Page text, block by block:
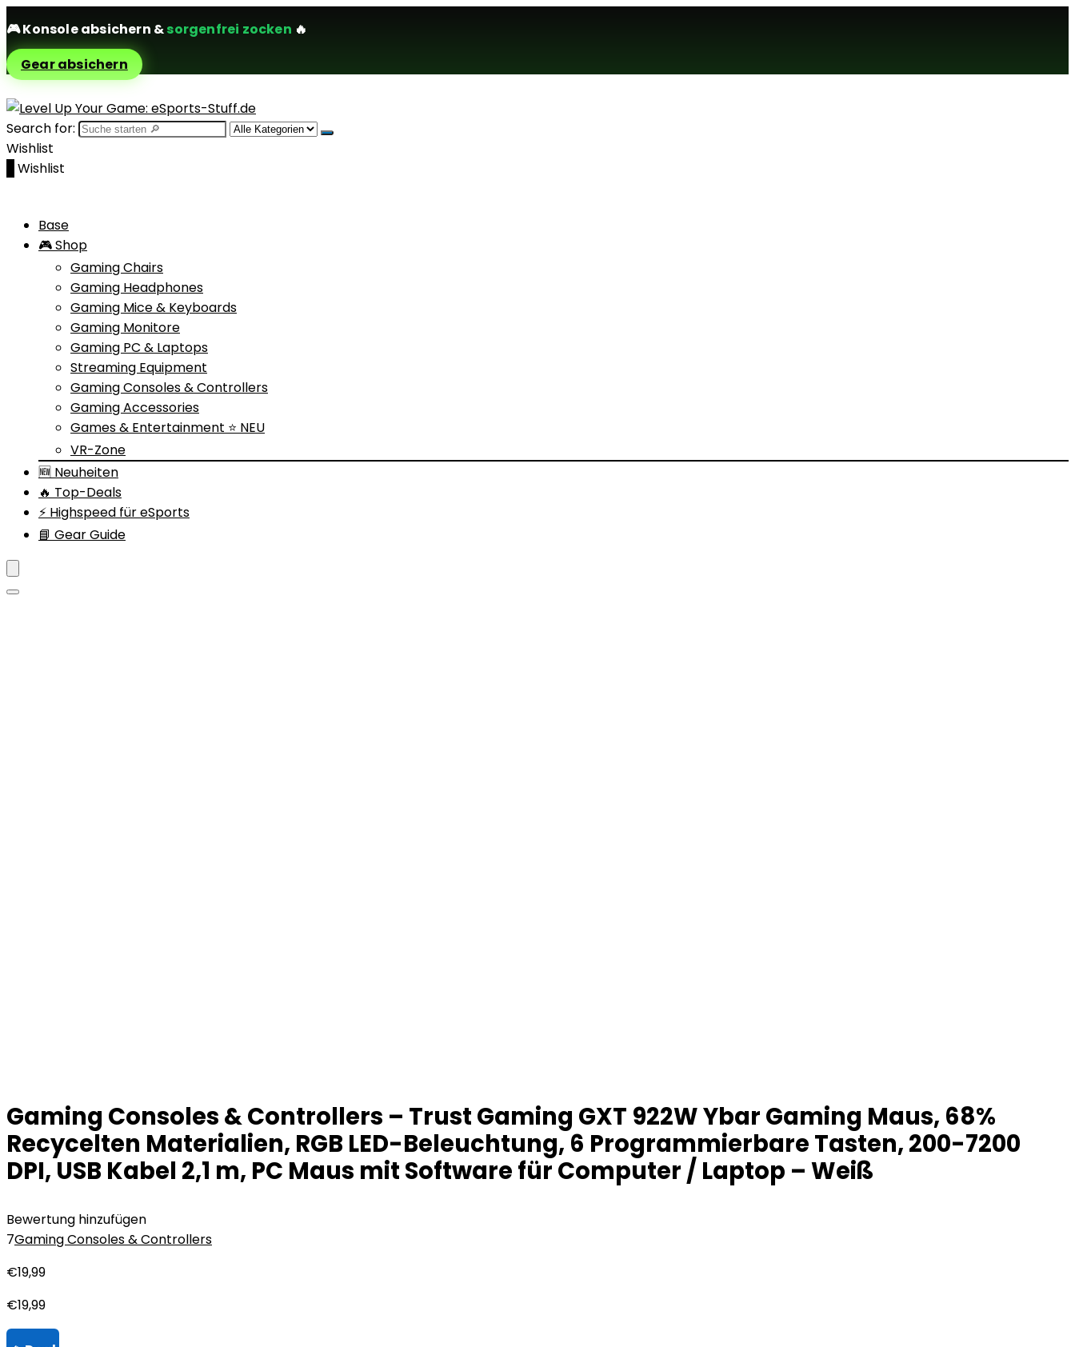
🎮Konsole absichern &sorgenfrei zocken 🔥
Gear absichern
Search for:
Wishlist
Wishlist
Base
🎮 Shop
Gaming Chairs
Gaming Headphones
Gaming Mice & Keyboards
Gaming Monitore
Gaming PC & Laptops
Streaming Equipment
Gaming Consoles & Controllers
Gaming Accessories
Games & Entertainment ⭐ NEU
VR-Zone
🆕 Neuheiten
🔥 Top-Deals
⚡ Highspeed für eSports
📘 Gear Guide
Gaming Consoles & Controllers – Trust Gaming GXT 922W Ybar Gaming Maus, 68%
Recycelten Materialien, RGB LED-Beleuchtung, 6 Programmierbare Tasten, 200-7200
DPI, USB Kabel 2,1 m, PC Maus mit Software für Computer / Laptop – Weiß
Bewertung hinzufügen
7Gaming Consoles & Controllers
€19,99
€19,99